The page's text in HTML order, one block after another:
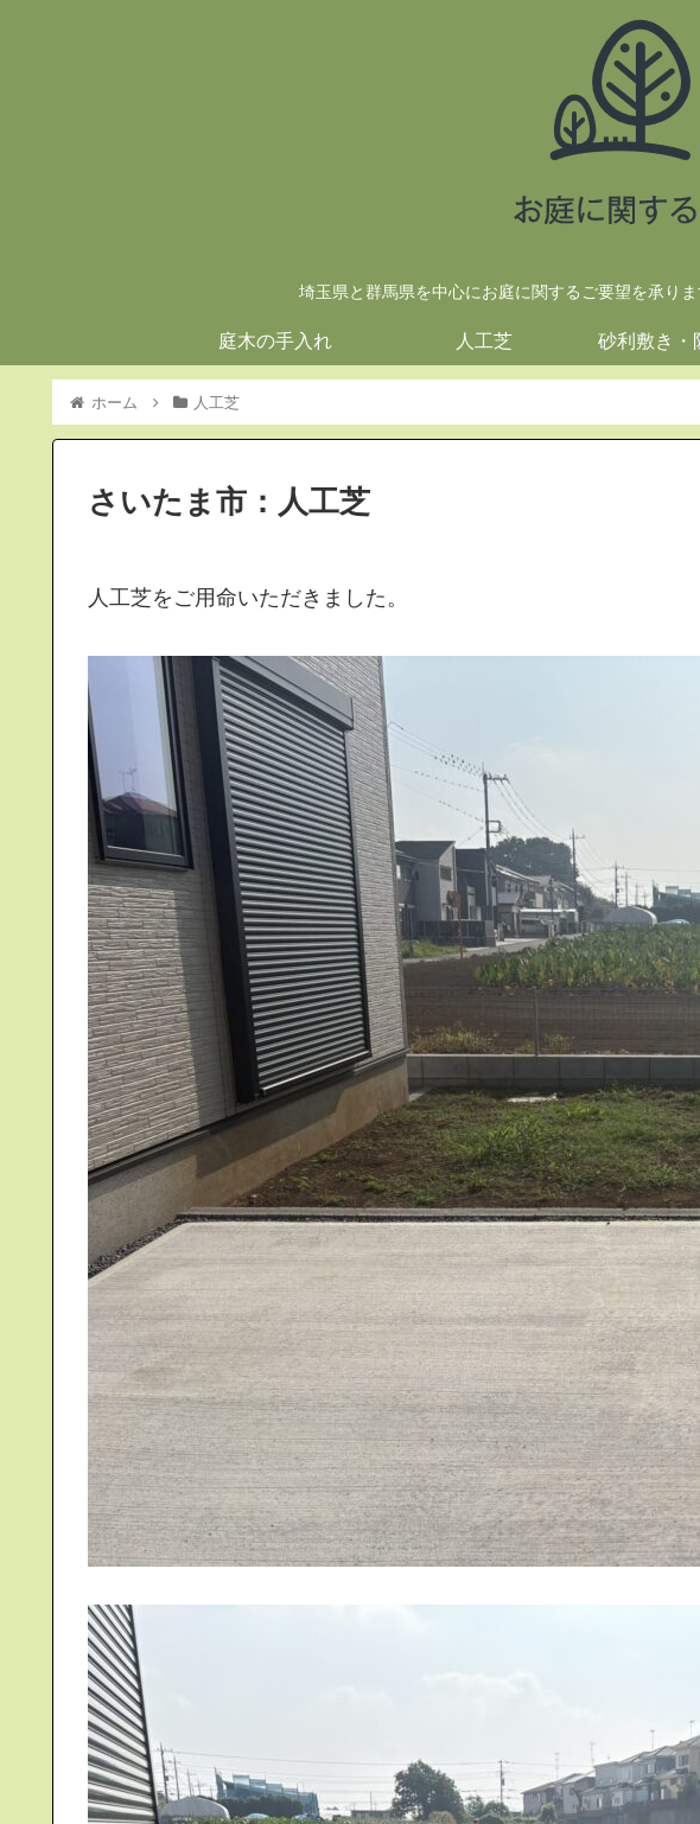
埼玉県と群馬県を中心にお庭に関するご要望を承り
庭木の手入れ 人工芝 砂利敷き・
ホーム 人工芝
さいたま市：人工芝
人工芝をご用命いただきました。